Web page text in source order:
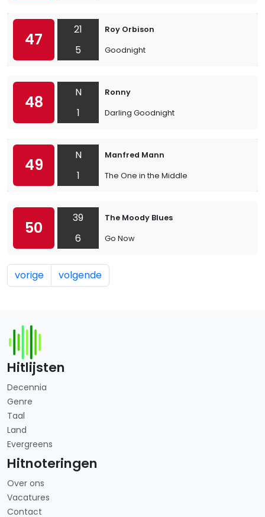
47
21
5
Roy Orbison
Goodnight
48
N
1
Ronny
Darling Goodnight
49
N
1
Manfred Mann
The One in the Middle
50
39
6
The Moody Blues
Go Now
vorige volgende
Hitlijsten
Decennia
Genre
Taal
Land
Evergreens
Hitnoteringen
Over ons
Vacatures
Contact